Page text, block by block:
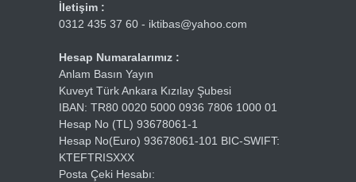
İletişim :
0312 435 37 60 - iktibas@yahoo.com
Hesap Numaralarımız :
Anlam Basın Yayın
Kuveyt Türk Ankara Kızılay Şubesi
IBAN: TR80 0020 5000 0936 7806 1000 01
Hesap No (TL) 93678061-1
Hesap No(Euro) 93678061-101 BIC-SWIFT:
KTEFTRISXXX
Posta Çeki Hesabı: